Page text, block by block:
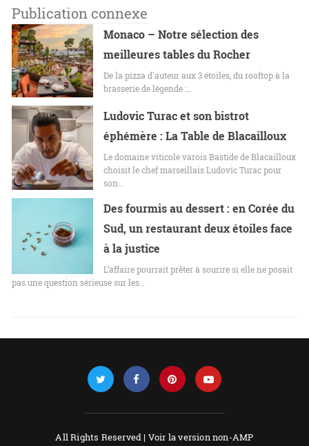
Publication connexe
Monaco – Notre sélection des
meilleures tables du Rocher
De la pizza d'auteur aux 3 étoiles, du rooftop à la
brasserie de légende :…
Ludovic Turac et son bistrot
éphémère : La Table de Blacailloux
Le domaine viticole varois Bastide de Blacailloux
choisit le chef marseillais Ludovic Turac pour
son…
Des fourmis au dessert : en Corée du
Sud, un restaurant deux étoiles face
à la justice
L’affaire pourrait prêter à sourire si elle ne posait
pas une question sérieuse sur les…
All Rights Reserved | Voir la version non-AMP